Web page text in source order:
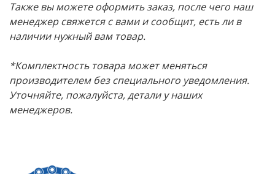
Также вы можете оформить заказ, после чего наш
менеджер свяжется с вами и сообщит, есть ли в
наличии нужный вам товар.
*Комплектность товара может меняться
производителем без специального уведомления.
Уточняйте, пожалуйста, детали у наших
менеджеров.